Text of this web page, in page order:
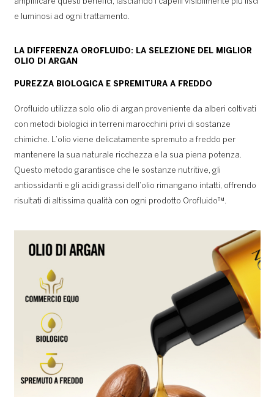
e luminosi ad ogni trattamento.
LA DIFFERENZA OROFLUIDO: LA SELEZIONE DEL MIGLIOR
OLIO DI ARGAN
PUREZZA BIOLOGICA E SPREMITURA A FREDDO
Orofluido utilizza solo olio di argan proveniente da alberi coltivati
con metodi biologici in terreni marocchini privi di sostanze
chimiche. L’olio viene delicatamente spremuto a freddo per
mantenere la sua naturale ricchezza e la sua piena potenza.
Questo metodo garantisce che le sostanze nutritive, gli
antiossidanti e gli acidi grassi dell’olio rimangano intatti, offrendo
risultati di altissima qualità con ogni prodotto Orofluido™.